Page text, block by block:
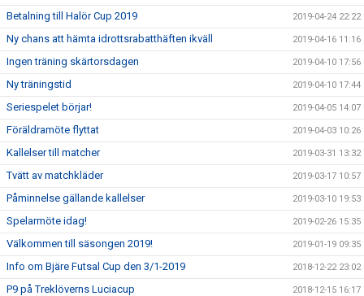
Betalning till Halör Cup 2019 2019-04-24 22:22
Ny chans att hämta idrottsrabatthäften ikväll 2019-04-16 11:16
Ingen träning skärtorsdagen 2019-04-10 17:56
Ny träningstid 2019-04-10 17:44
Seriespelet börjar! 2019-04-05 14:07
Föräldramöte flyttat 2019-04-03 10:26
Kallelser till matcher 2019-03-31 13:32
Tvätt av matchkläder 2019-03-17 10:57
Påminnelse gällande kallelser 2019-03-10 19:53
Spelarmöte idag! 2019-02-26 15:35
Välkommen till säsongen 2019! 2019-01-19 09:35
Info om Bjäre Futsal Cup den 3/1-2019 2018-12-22 23:02
P9 på Treklöverns Luciacup 2018-12-15 16:17